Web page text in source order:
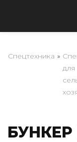
Спецтехника »
для
БУНКЕР